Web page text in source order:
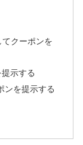
クーポンを
示する
ンを提示する